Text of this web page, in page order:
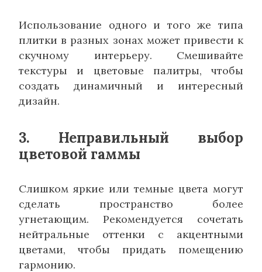
Использование одного и того же типа
плитки в разных зонах может привести к
скучному интерьеру. Смешивайте
текстуры и цветовые палитры, чтобы
создать динамичный и интересный
дизайн.
3. Неправильный выбор
цветовой гаммы
Слишком яркие или темные цвета могут
сделать пространство более
угнетающим. Рекомендуется сочетать
нейтральные оттенки с акцентными
цветами, чтобы придать помещению
гармонию.